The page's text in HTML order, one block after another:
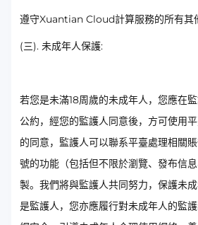
遵守Xuantian Cloud計算服務的所有其
(三). 未成年人保護:
若您是未滿18周歲的未成年人，您應在
公約，經您的監護人同意後，方可使用
的同意，監護人可以聯系平臺處理相關
號的功能（包括但不限於瀏覽、發布信
製。我們將與監護人共同努力，保護未
是監護人，您亦應履行對未成年人的監